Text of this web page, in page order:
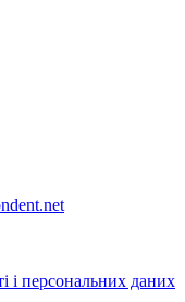
і персональних даних